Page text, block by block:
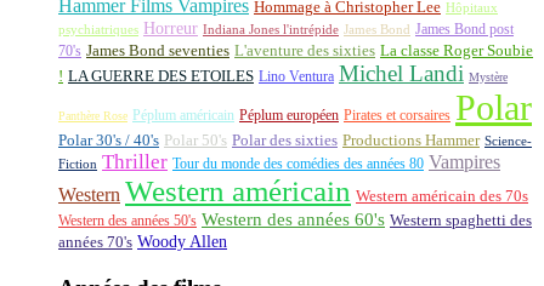
Hammer Films Vampires Hommage à Christopher Lee Hôpitaux
psychiatriques Horreur Indiana Jones l'intrépide James Bond James Bond post
70's James Bond seventies L'aventure des sixties La classe Roger Soubie
! LA GUERRE DES ETOILES Lino Ventura Michel Landi Mystère
Panthère Rose Péplum américain Péplum européen Pirates et corsaires Polar
Polar 30's / 40's Polar 50's Polar des sixties Productions Hammer Science-
Fiction Thriller Tour du monde des comédies des années 80 Vampires
Western Western américain Western américain des 70s
Western des années 50's Western des années 60's Western spaghetti des
années 70's Woody Allen